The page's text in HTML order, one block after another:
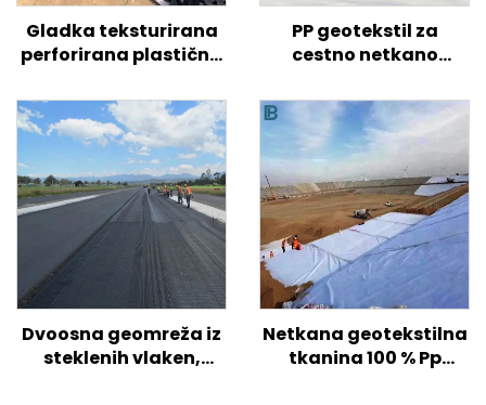
Gladka teksturirana
perforirana plastična
ojačitev tal na
cestah/hribih/pobočjih
PP geotekstil za
cestno netkano
cena za cestno
ojačano kmetijsko
gradnjo
Dvoosna geomreža iz
steklenih vlaken,
Netkana geotekstilna
tkanina 100 % Pp